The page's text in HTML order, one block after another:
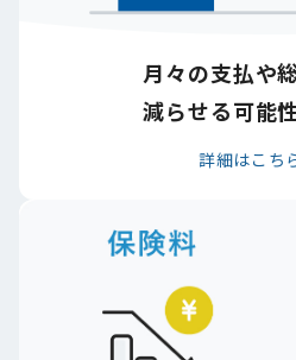
月々の支払や
減らせる可能
詳細はこち